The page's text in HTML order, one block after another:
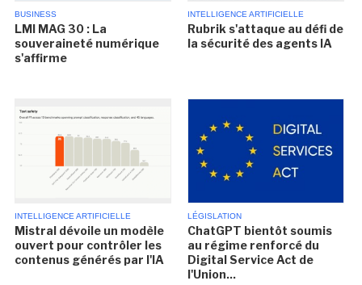
BUSINESS
LMI MAG 30 : La
souveraineté numérique
s'affirme
INTELLIGENCE ARTIFICIELLE
Rubrik s'attaque au défi de
la sécurité des agents IA
INTELLIGENCE ARTIFICIELLE
Mistral dévoile un modèle
ouvert pour contrôler les
contenus générés par l'IA
LÉGISLATION
ChatGPT bientôt soumis
au régime renforcé du
Digital Service Act de
l'Union...